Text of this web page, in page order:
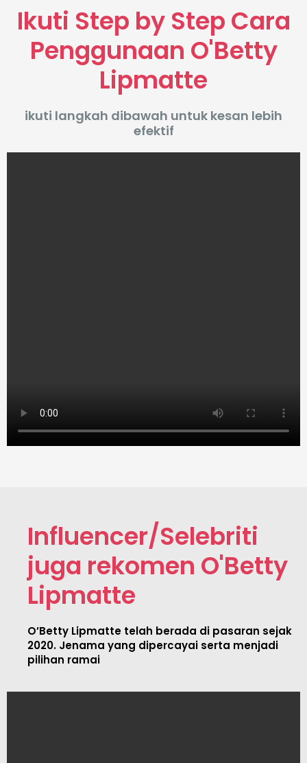
Ikuti Step by Step Cara
Penggunaan O'Betty
Lipmatte
ikuti langkah dibawah untuk kesan lebih
efektif
Influencer/Selebriti
juga rekomen O'Betty
Lipmatte
O’Betty Lipmatte telah berada di pasaran sejak
2020. Jenama yang dipercayai serta menjadi
pilihan ramai